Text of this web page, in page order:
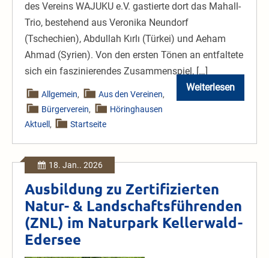
des Vereins WAJUKU e.V. gastierte dort das Mahall-
Trio, bestehend aus Veronika Neundorf
(Tschechien), Abdullah Kırlı (Türkei) und Aeham
Ahmad (Syrien). Von den ersten Tönen an entfaltete
sich ein faszinierendes Zusammenspiel, […]
Weiterlesen
Voller
Erfolg:
Allgemein, Aus den Vereinen,
Bürgerverein,
Höringhausen
Aktuell , Startseite
18. Jan.. 2026
Ausbildung zu Zertifizierten
Natur- & Landschaftsführenden
(ZNL) im Naturpark Kellerwald-
Edersee